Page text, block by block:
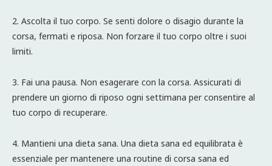
2. Ascolta il tuo corpo. Se senti dolore o disagio durante la
corsa, fermati e riposa. Non forzare il tuo corpo oltre i suoi
limiti.
3. Fai una pausa. Non esagerare con la corsa. Assicurati di
prendere un giorno di riposo ogni settimana per consentire al
tuo corpo di recuperare.
4. Mantieni una dieta sana. Una dieta sana ed equilibrata è
essenziale per mantenere una routine di corsa sana ed